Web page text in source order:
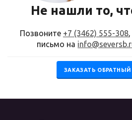
Не нашли то,
Позвоните +7 (3462) 555-308
письмо на
ЗАКАЗАТЬ